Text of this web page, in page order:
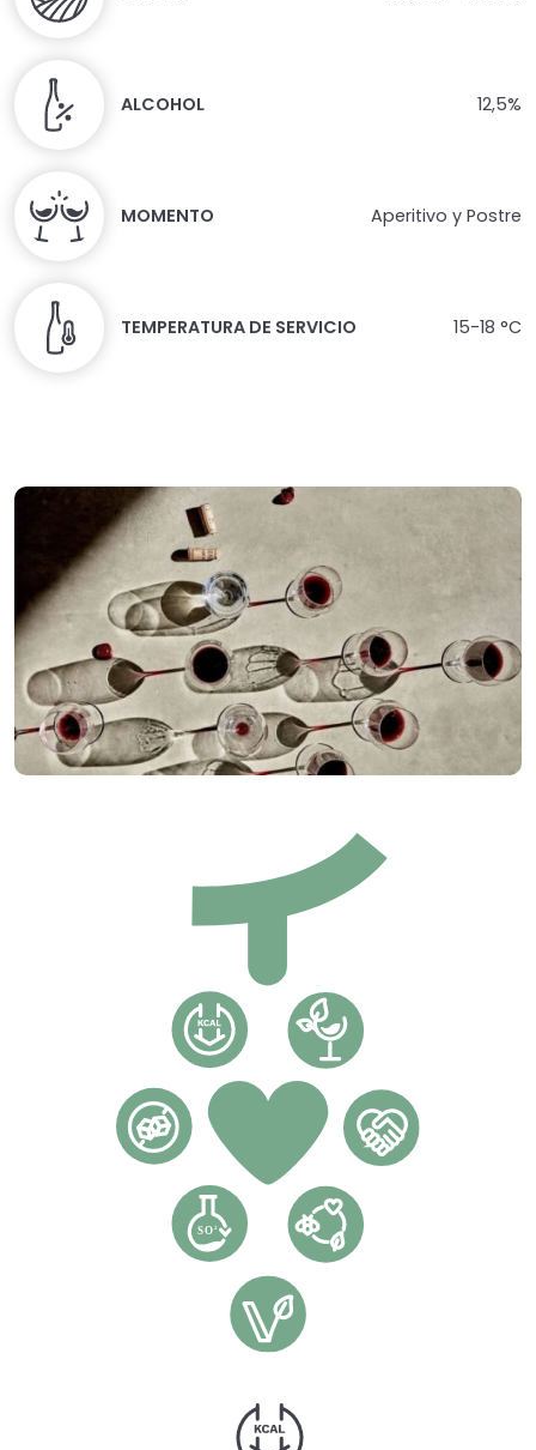
ALCOHOL 12,5%
MOMENTO Aperitivo y Postre
TEMPERATURA DE SERVICIO 15-18 °C